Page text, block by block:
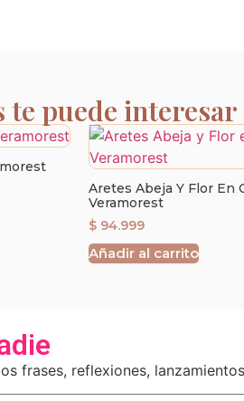
te puede interesar
Aretes Abeja Y Flor En
Veramorest
$ 94.999
Añadir al carrito
frases, reflexiones,